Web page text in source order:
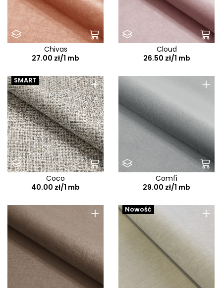
Chivas
27.00 zł/1 mb
Cloud
26.50 zł/1 mb
+
SMART
Coco
40.00 zł/1 mb
+
Comfi
29.00 zł/1 mb
+ +
Nowość